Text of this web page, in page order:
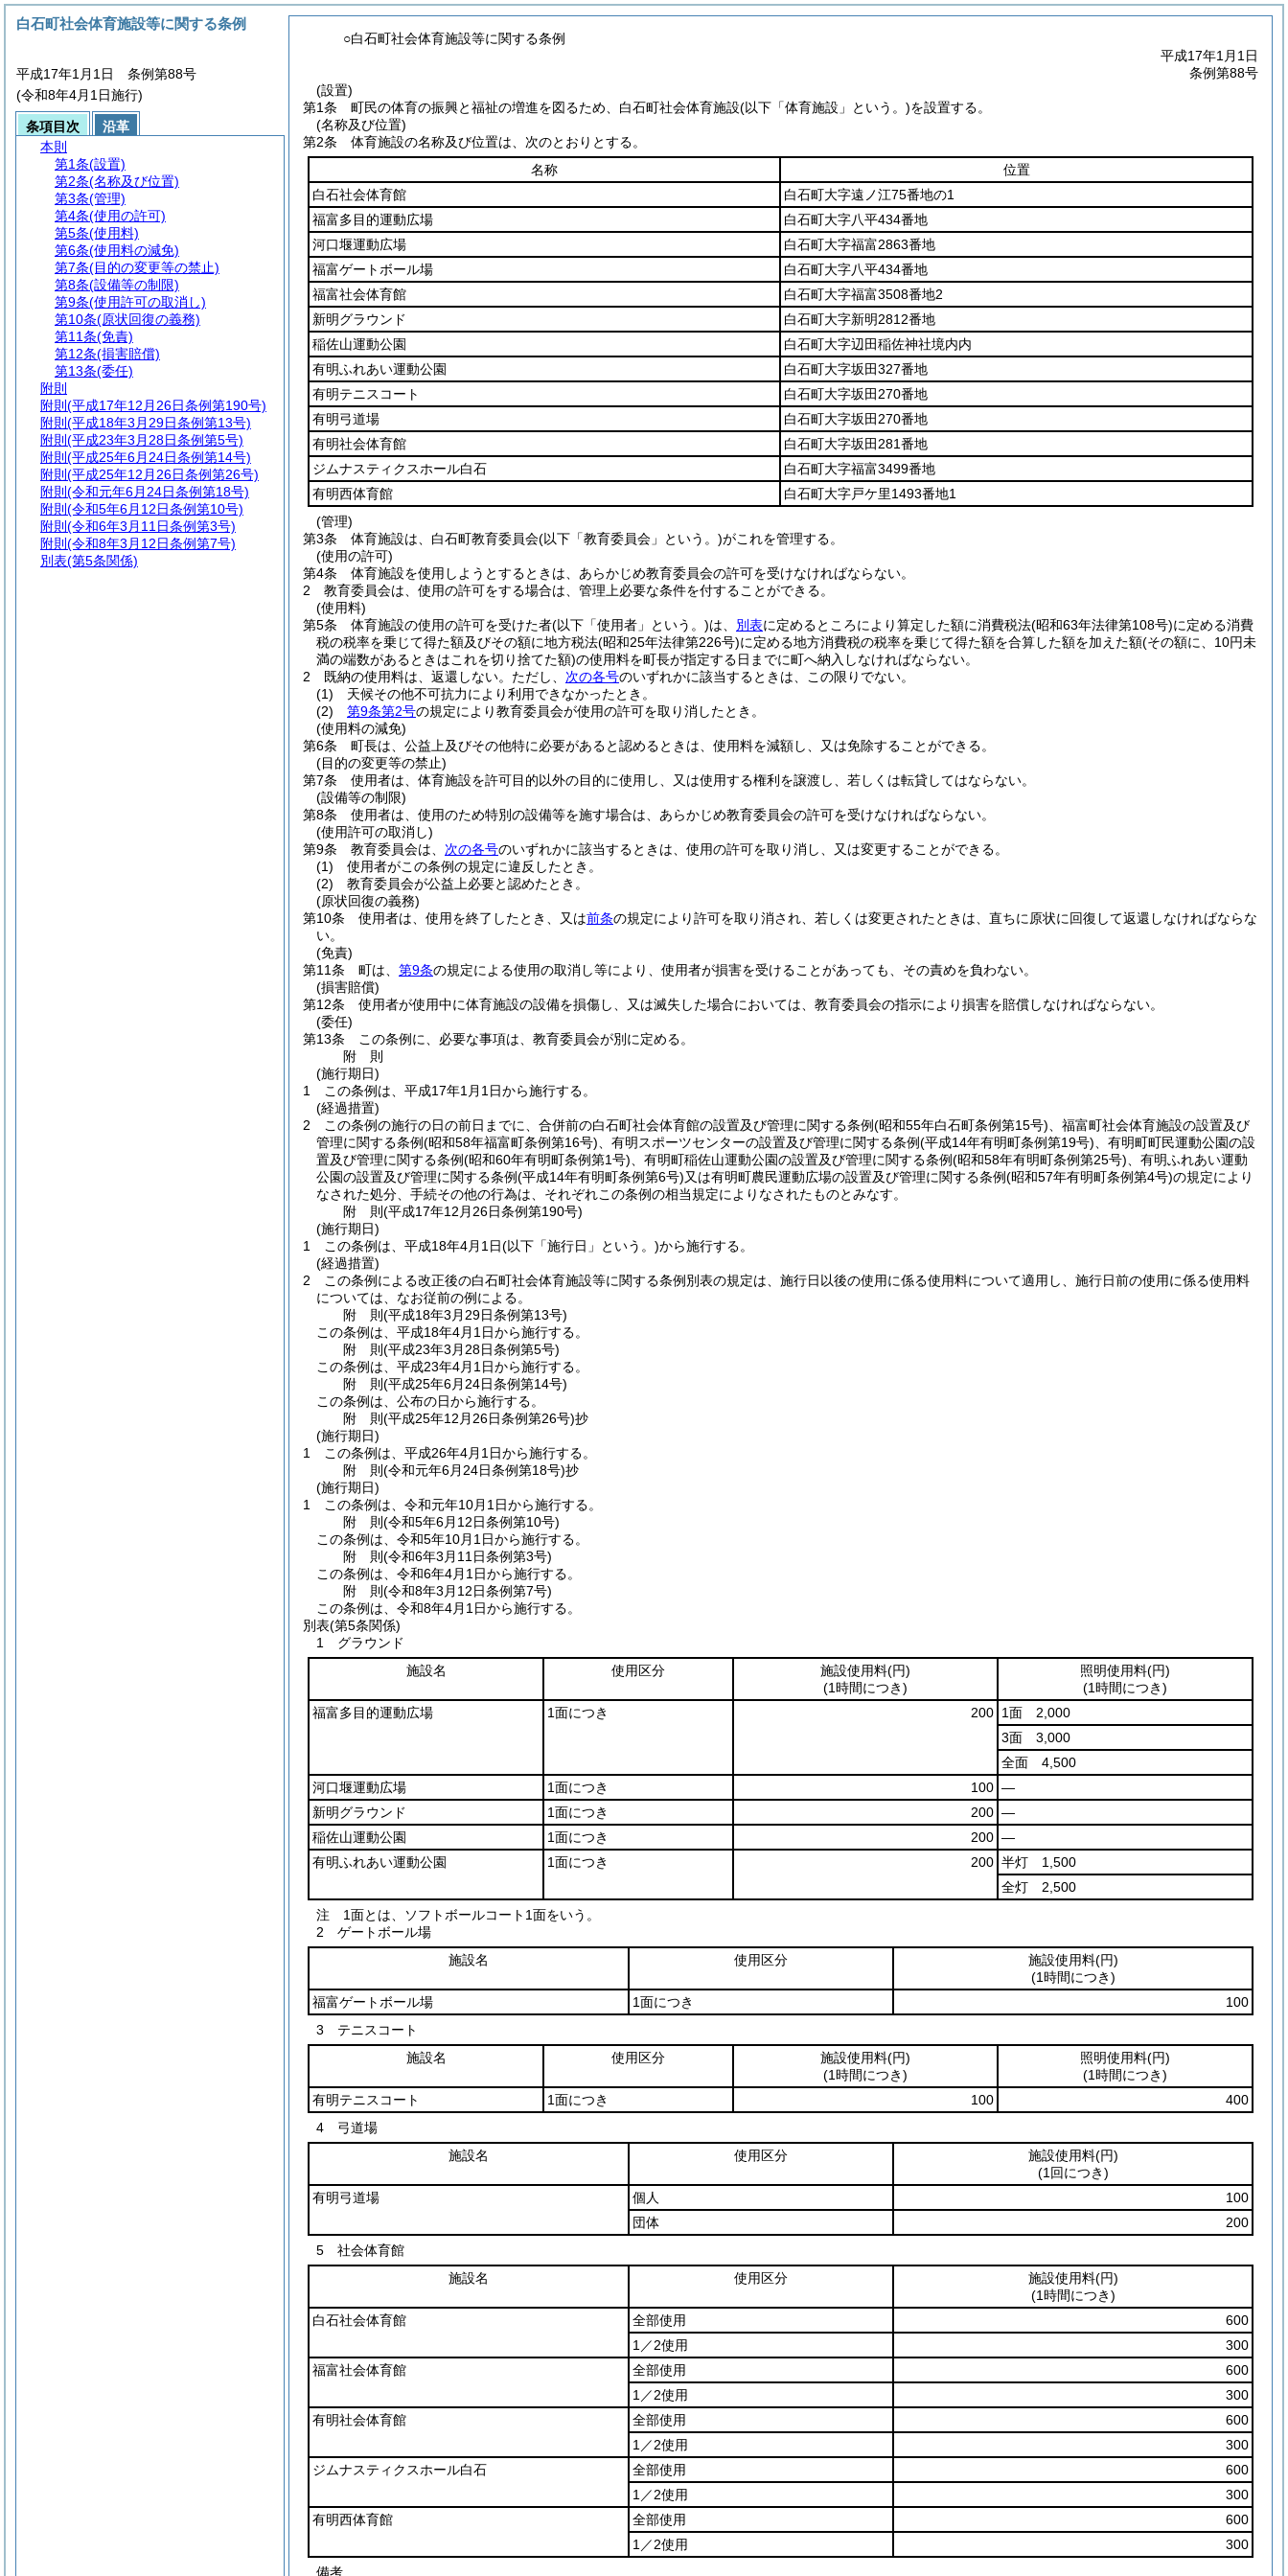
○白石町社会体育施設等に関する条例
平成17年1月1日
条例第88号
(設置)
第1条
町民の体育の振興と福祉の増進を図るため、白石町社会体育施設(以下「体育施設」という。)を設置する。
(名称及び位置)
第2条
体育施設の名称及び位置は、次のとおりとする。
名称
位置
白石社会体育館
白石町大字遠ノ江75番地の1
福富多目的運動広場
白石町大字八平434番地
河口堰運動広場
白石町大字福富2863番地
福富ゲートボール場
白石町大字八平434番地
福富社会体育館
白石町大字福富3508番地2
新明グラウンド
白石町大字新明2812番地
稲佐山運動公園
白石町大字辺田稲佐神社境内内
有明ふれあい運動公園
白石町大字坂田327番地
有明テニスコート
白石町大字坂田270番地
有明弓道場
白石町大字坂田270番地
有明社会体育館
白石町大字坂田281番地
ジムナスティクスホール白石
白石町大字福富3499番地
有明西体育館
白石町大字戸ケ里1493番地1
(管理)
第3条
体育施設は、白石町教育委員会(以下「教育委員会」という。)がこれを管理する。
(使用の許可)
第4条
体育施設を使用しようとするときは、あらかじめ教育委員会の許可を受けなければならない。
2
教育委員会は、使用の許可をする場合は、管理上必要な条件を付することができる。
(使用料)
第5条
体育施設の使用の許可を受けた者(以下「使用者」という。)は、 別表に定めるところにより算定した額に消費税法(昭和63年法律第108号)に定める消費
税の税率を乗じて得た額及びその額に地方税法(昭和25年法律第226号)に定める地方消費税の税率を乗じて得た額を合算した額を加えた額(その額に、10円未
満の端数があるときはこれを切り捨てた額)の使用料を町長が指定する日までに町へ納入しなければならない。
2
既納の使用料は、返還しない。 ただし、 次の各号のいずれかに該当するときは、この限りでない。
(1)
天候その他不可抗力により利用できなかったとき。
(2)
第9条第2号の規定により教育委員会が使用の許可を取り消したとき。
(使用料の減免)
第6条
町長は、公益上及びその他特に必要があると認めるときは、使用料を減額し、又は免除することができる。
(目的の変更等の禁止)
第7条
使用者は、体育施設を許可目的以外の目的に使用し、又は使用する権利を譲渡し、若しくは転貸してはならない。
(設備等の制限)
第8条
使用者は、使用のため特別の設備等を施す場合は、あらかじめ教育委員会の許可を受けなければならない。
(使用許可の取消し)
第9条
教育委員会は、 次の各号のいずれかに該当するときは、使用の許可を取り消し、又は変更することができる。
(1)
使用者がこの条例の規定に違反したとき。
(2)
教育委員会が公益上必要と認めたとき。
(原状回復の義務)
第10条
使用者は、使用を終了したとき、又は前条の規定により許可を取り消され、若しくは変更されたときは、直ちに原状に回復して返還しなければならな
い。
(免責)
第11条
町は、 第9条の規定による使用の取消し等により、使用者が損害を受けることがあっても、その責めを負わない。
(損害賠償)
第12条
使用者が使用中に体育施設の設備を損傷し、又は滅失した場合においては、教育委員会の指示により損害を賠償しなければならない。
(委任)
第13条
この条例に、必要な事項は、教育委員会が別に定める。
附 則
(施行期日)
1
この条例は、平成17年1月1日から施行する。
(経過措置)
2
この条例の施行の日の前日までに、合併前の白石町社会体育館の設置及び管理に関する条例(昭和55年白石町条例第15号) 、福富町社会体育施設の設置及び
管理に関する条例(昭和58年福富町条例第16号) 、有明スポーツセンターの設置及び管理に関する条例(平成14年有明町条例第19号) 、有明町町民運動公園の設
置及び管理に関する条例(昭和60年有明町条例第1号) 、有明町稲佐山運動公園の設置及び管理に関する条例(昭和58年有明町条例第25号) 、有明ふれあい運動
公園の設置及び管理に関する条例(平成14年有明町条例第6号)又は有明町農民運動広場の設置及び管理に関する条例(昭和57年有明町条例第4号)の規定により
なされた処分、手続その他の行為は、それぞれこの条例の相当規定によりなされたものとみなす。
附 則(平成17年12月26日条例第190号)
(施行期日)
1
この条例は、平成18年4月1日(以下「施行日」という。)から施行する。
(経過措置)
2
この条例による改正後の白石町社会体育施設等に関する条例別表の規定は、施行日以後の使用に係る使用料について適用し、施行日前の使用に係る使用料
については、なお従前の例による。
附 則(平成18年3月29日条例第13号)
この条例は、平成18年4月1日から施行する。
附 則(平成23年3月28日条例第5号)
この条例は、平成23年4月1日から施行する。
附 則(平成25年6月24日条例第14号)
この条例は、公布の日から施行する。
附 則(平成25年12月26日条例第26号)抄
(施行期日)
1
この条例は、平成26年4月1日から施行する。
附 則(令和元年6月24日条例第18号)抄
(施行期日)
1
この条例は、令和元年10月1日から施行する。
附 則(令和5年6月12日条例第10号)
この条例は、令和5年10月1日から施行する。
附 則(令和6年3月11日条例第3号)
この条例は、令和6年4月1日から施行する。
附 則(令和8年3月12日条例第7号)
この条例は、令和8年4月1日から施行する。
別表(第5条関係)
1 グラウンド
施設名
使用区分 施設使用料(円)
(1時間につき)
照明使用料(円)
(1時間につき)
福富多目的運動広場
1面につき 200 1面 2,000
3面 3,000
全面 4,500
河口堰運動広場
1面につき 100 ―
新明グラウンド
1面につき 200 ―
稲佐山運動公園
1面につき 200 ―
有明ふれあい運動公園
1面につき 200 半灯 1,500
全灯 2,500
注 1面とは、ソフトボールコート1面をいう。
2 ゲートボール場
施設名
使用区分 施設使用料(円)
(1時間につき)
福富ゲートボール場
1面につき
100
3 テニスコート
施設名
使用区分 施設使用料(円)
(1時間につき)
照明使用料(円)
(1時間につき)
有明テニスコート
1面につき 100
400
4 弓道場
施設名
使用区分 施設使用料(円)
(1回につき)
有明弓道場
個人
100
団体
200
5 社会体育館
施設名
使用区分 施設使用料(円)
(1時間につき)
白石社会体育館
全部使用
600
1／2使用
300
福富社会体育館
全部使用
600
1／2使用
300
有明社会体育館
全部使用
600
1／2使用
300
ジムナスティクスホール白石
全部使用
600
1／2使用
300
有明西体育館
全部使用
600
1／2使用
300
備考
白石町社会体育施設等に関する条例
平成17年1月1日 条例第88号
(令和8年4月1日施行)
条項目次
沿革
本則
第1条(設置)
第2条(名称及び位置)
第3条(管理)
第4条(使用の許可)
第5条(使用料)
第6条(使用料の減免)
第7条(目的の変更等の禁止)
第8条(設備等の制限)
第9条(使用許可の取消し)
第10条(原状回復の義務)
第11条(免責)
第12条(損害賠償)
第13条(委任)
附則
附則 (平成17年12月26日条例第190号)
附則 (平成18年3月29日条例第13号)
附則 (平成23年3月28日条例第5号)
附則 (平成25年6月24日条例第14号)
附則 (平成25年12月26日条例第26号)
附則 (令和元年6月24日条例第18号)
附則 (令和5年6月12日条例第10号)
附則 (令和6年3月11日条例第3号)
附則 (令和8年3月12日条例第7号)
別表(第5条関係)